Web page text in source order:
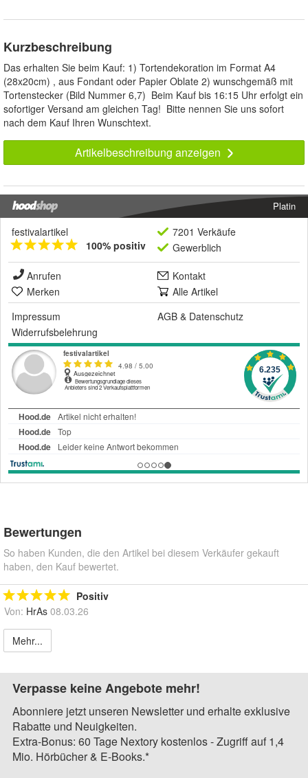
Kurzbeschreibung
Das erhalten Sie beim Kauf: 1) Tortendekoration im Format A4
(28x20cm) , aus Fondant oder Papier Oblate 2) wunschgemäß mit
Tortenstecker (Bild Nummer 6,7) Beim Kauf bis 16:15 Uhr erfolgt ein
sofortiger Versand am gleichen Tag! Bitte nennen Sie uns sofort
nach dem Kauf Ihren Wunschtext.
Artikelbeschreibung anzeigen
Platin
festivalartikel
100% positiv
7201 Verkäufe
Gewerblich
Anrufen
Kontakt
Merken
Alle Artikel
Impressum
AGB & Datenschutz
Widerrufsbelehrung
Bewertungen
So haben Kunden, die den Artikel bei diesem Verkäufer gekauft
haben, den Kauf bewertet.
Positiv
Von: HrAs 08.03.26
Mehr...
Verpasse keine Angebote mehr!
Abonniere jetzt unseren Newsletter und erhalte exklusive
Rabatte und Neuigkeiten.
Extra-Bonus: 60 Tage Nextory kostenlos - Zugriff auf 1,4
Mio. Hörbücher & E-Books.*